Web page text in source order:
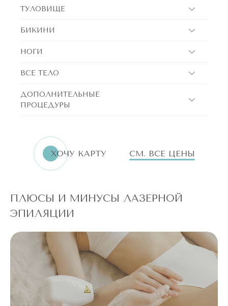
ТУЛОВИЩЕ
БИКИНИ
НОГИ
ВСЕ ТЕЛО
ДОПОЛНИТЕЛЬНЫЕ
ПРОЦЕДУРЫ
ХОЧУ КАРТУ СМ. ВСЕ ЦЕНЫ
ПЛЮСЫ И МИНУСЫ ЛАЗЕРНОЙ
ЭПИЛЯЦИИ